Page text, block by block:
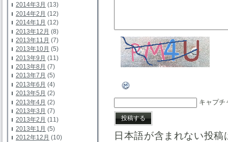
2014年3月 (13)
2014年2月 (12)
2014年1月 (12)
2013年12月 (8)
2013年11月 (7)
2013年10月 (5)
2013年9月 (11)
2013年8月 (7)
2013年7月 (5)
2013年6月 (4)
2013年5月 (2)
2013年4月 (2)
2013年3月 (7)
2013年2月 (11)
2013年1月 (5)
2012年12月 (10)
キャプチ
日本語が含まれない投